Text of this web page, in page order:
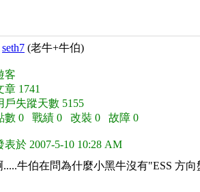
seth7 (老牛+牛伯)
客
章 1741
戶失蹤天數 5155
數 0 戰績 0 改裝 0 故障 0
表於 2007-5-10 10:28 AM
.....牛伯在問為什麼小黑牛沒有"ESS 方